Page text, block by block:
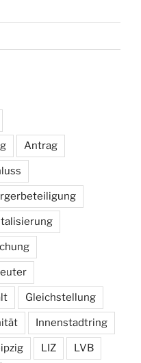
Antrag
Gleichstellung
Innenstadtring
LIZ LVB